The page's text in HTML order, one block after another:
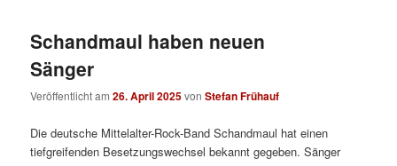
Schandmaul haben neuen
Sänger
Veröffentlicht am26. April 2025vonStefan Frühauf
Die deutsche Mittelalter-Rock-Band Schandmaul hat einen
tiefgreifenden Besetzungswechsel bekannt gegeben. Sänger